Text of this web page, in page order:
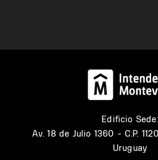
Edificio Sede:
Av. 18 de Julio 1360 - C.P.
Uruguay